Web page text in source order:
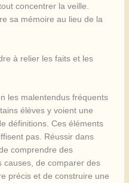
concentrer la veille.
sa mémoire au lieu de la
à relier les faits et les
les malentendus fréquents
élèves y voient une
définitions. Ces éléments
pas. Réussir dans
comprendre des
causes, de comparer des
précis et de construire une